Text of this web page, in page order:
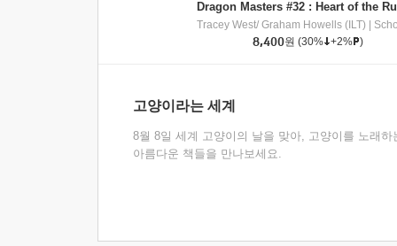
Tracey West/ Graham Howells (ILT)
8,400원 (30% +2% )
고양이라는 세계
8월 8일 세계 고양이의 날을 맞아, 고양이를 노래하
아름다운 책들을 만나보세요.